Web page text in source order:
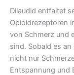
Dilaudid entfaltet
Opioidrezeptoren
von Schmerz und
sind. Sobald es
nicht nur
Entspannung und